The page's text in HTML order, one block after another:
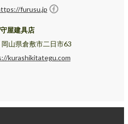
furusu.jp
守屋建具店
山県倉敷市二日市63
kurashikitategu.com